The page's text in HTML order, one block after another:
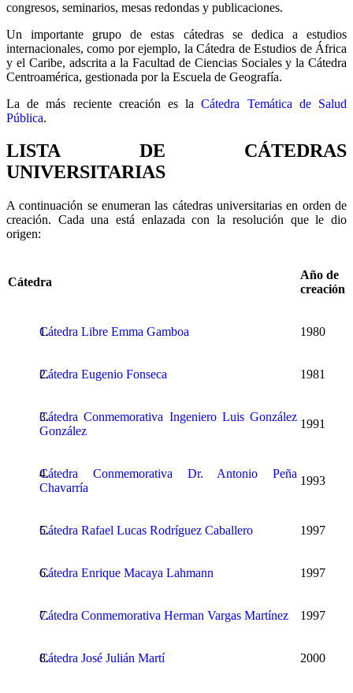
congresos, seminarios, mesas redondas y publicaciones.
Un importante grupo de estas cátedras se dedica a estudios
internacionales, como por ejemplo, la Cátedra de Estudios de África
y el Caribe, adscrita a la Facultad de Ciencias Sociales y la Cátedra
Centroamérica, gestionada por la Escuela de Geografía.
La de más reciente creación es laCátedra Temática de Salud
Pública.
LISTA DE CÁTEDRAS
UNIVERSITARIAS
A continuación se enumeran las cátedras universitarias en orden de
creación. Cada una está enlazada con la resolución que le dio
origen:
Cátedra
Año de
creación
Cátedra Libre Emma Gamboa 1980
Cátedra Eugenio Fonseca 1981
Cátedra Conmemorativa Ingeniero Luis González
González
1991
Cátedra Conmemorativa Dr. Antonio Peña
Chavarría
1993
Cátedra Rafael Lucas Rodríguez Caballero 1997
Cátedra Enrique Macaya Lahmann 1997
Cátedra Conmemorativa Herman Vargas Martínez 1997
Cátedra José Julián Martí 2000